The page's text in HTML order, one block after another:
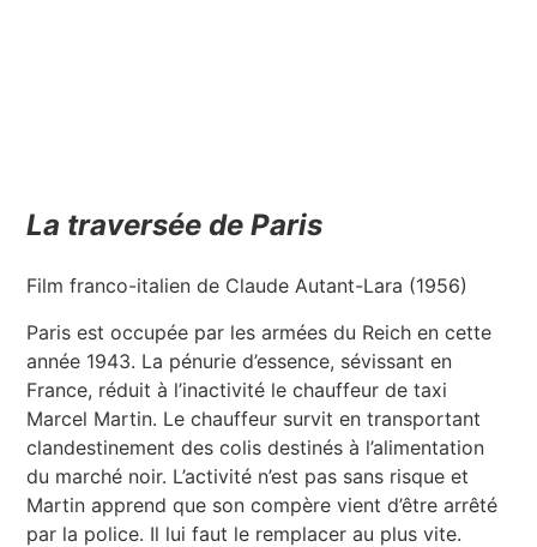
La traversée de Paris
Film franco-italien de Claude Autant-Lara (1956)
Paris est occupée par les armées du Reich en cette
année 1943. La pénurie d’essence, sévissant en
France, réduit à l’inactivité le chauffeur de taxi
Marcel Martin. Le chauffeur survit en transportant
clandestinement des colis destinés à l’alimentation
du marché noir. L’activité n’est pas sans risque et
Martin apprend que son compère vient d’être arrêté
par la police. Il lui faut le remplacer au plus vite.